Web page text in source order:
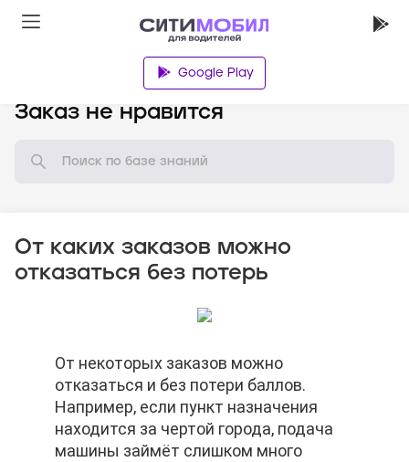
Google Play
Заказ не нравится
От каких заказов можно
отказаться без потерь
От некоторых заказов можно
отказаться и без потери баллов.
Например, если пункт назначения
находится за чертой города, подача
машины займёт слишком много
От некоторых заказов можно
отказаться и без потери баллов.
Например, если пункт назначения
находится за чертой города, подача
машины займёт слишком много
От некоторых заказов можно
отказаться и без потери баллов.
Например, если пункт назначения
находится за чертой города, подача
машины займёт слишком много